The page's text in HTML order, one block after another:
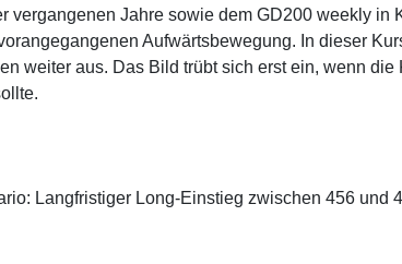
vergangenen Jahre sowie dem GD200 weekly in
Aufwärtsbewegung. In dieser
weiter aus. Das Bild trübt sich erst ein, wenn
Langfristiger Long-Einstieg zwischen 456 und